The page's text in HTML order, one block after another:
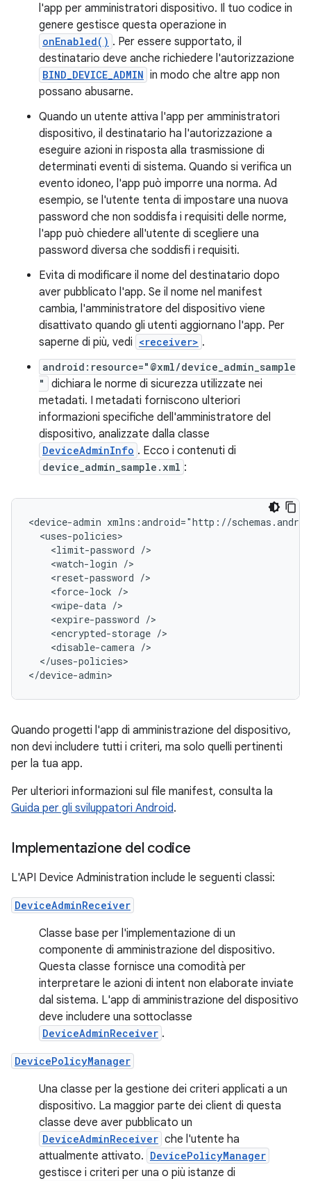
l'app per amministratori dispositivo. Il tuo codice in
genere gestisce questa operazione in
onEnabled() . Per essere supportato, il
destinatario deve anche richiedere l'autorizzazione
BIND_DEVICE_ADMIN in modo che altre app non
possano abusarne.
Quando un utente attiva l'app per amministratori
dispositivo, il destinatario ha l'autorizzazione a
eseguire azioni in risposta alla trasmissione di
determinati eventi di sistema. Quando si verifica un
evento idoneo, l'app può imporre una norma. Ad
esempio, se l'utente tenta di impostare una nuova
password che non soddisfa i requisiti delle norme,
l'app può chiedere all'utente di scegliere una
password diversa che soddisfi i requisiti.
Evita di modificare il nome del destinatario dopo
aver pubblicato l'app. Se il nome nel manifest
cambia, l'amministratore del dispositivo viene
disattivato quando gli utenti aggiornano l'app. Per
saperne di più, vedi <receiver> .
android:resource="@xml/device_admin_sample
"
dichiara le norme di sicurezza utilizzate nei
metadati. I metadati forniscono ulteriori
informazioni specifiche dell'amministratore del
dispositivo, analizzate dalla classe
DeviceAdminInfo . Ecco i contenuti di
device_admin_sample.xml :
<device-admin
<limit-password
<watch-login
<reset-password
<force-lock
<wipe-data
<expire-password
<encrypted-storage
<disable-camera
</uses-policies>
</device-admin>
Quando progetti l'app di amministrazione del dispositivo,
non devi includere tutti i criteri, ma solo quelli pertinenti
per la tua app.
Per ulteriori informazioni sul file manifest, consulta la
Guida per gli sviluppatori Android.
Implementazione del codice
L'API Device Administration include le seguenti classi:
DeviceAdminReceiver
Classe base per l'implementazione di un
componente di amministrazione del dispositivo.
Questa classe fornisce una comodità per
interpretare le azioni di intent non elaborate inviate
dal sistema. L'app di amministrazione del dispositivo
deve includere una sottoclasse
DeviceAdminReceiver .
DevicePolicyManager
Una classe per la gestione dei criteri applicati a un
dispositivo. La maggior parte dei client di questa
classe deve aver pubblicato un
DeviceAdminReceiver che l'utente ha
attualmente attivato. DevicePolicyManager
gestisce i criteri per una o più istanze di